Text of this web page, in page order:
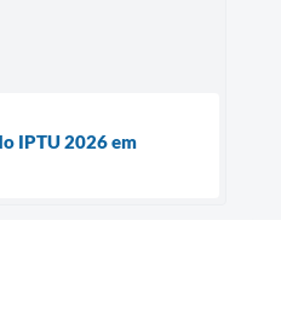
IPTU 2026 em